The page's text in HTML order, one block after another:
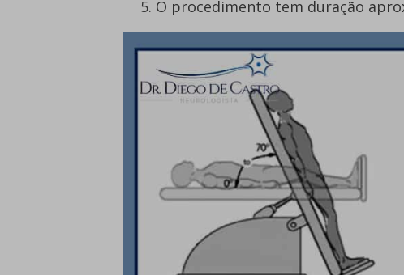
O procedimento tem duração